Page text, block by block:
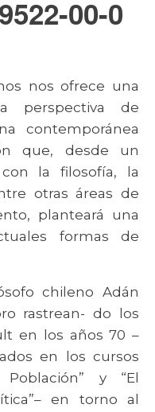
00-0
nos ofrece una
perspectiva de
contemporánea
que, desde un
la filosofía, la
otras áreas de
planteará una
formas de
chileno Adán
rastrean- do los
en los años 70 –
en los cursos
y “El
en torno al